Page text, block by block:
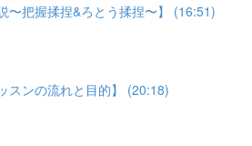
〜把握揉捏&ろとう揉捏〜】 (16:51)
スンの流れと目的】 (20:18)